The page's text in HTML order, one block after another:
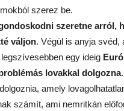
szerez be.
szeretne arról,
váljon. Végül is anyja svéd,
egy ideig
lovakkal dolgozna
amely
számít, ami nemritkán